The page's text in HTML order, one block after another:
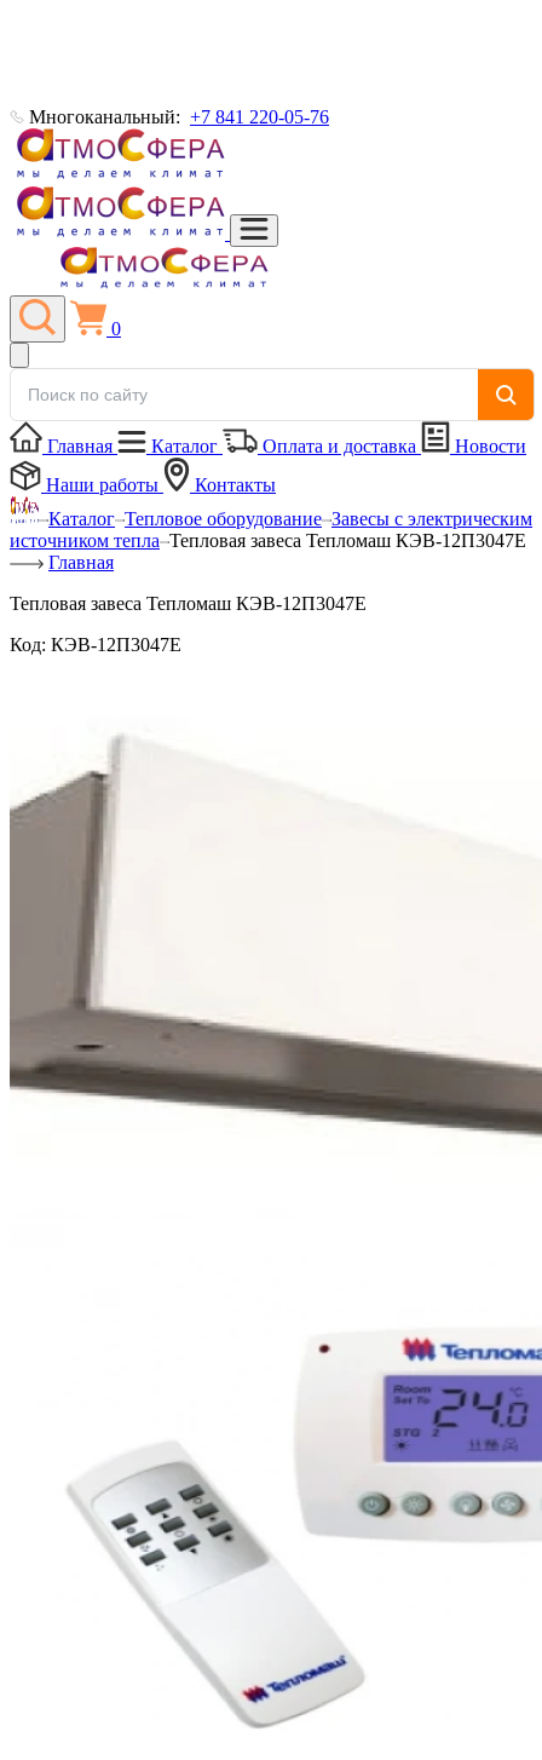
Многоканальный: +7 841 220-05-76
0
Главная Каталог Оплата и доставка
Новости
Наши работы
Контакты
Каталог Тепловое оборудование Завесы с электрическим
источником тепла Тепловая завеса Тепломаш КЭВ-12П3047Е
Главная
Тепловая завеса Тепломаш КЭВ-12П3047Е
Код: КЭВ-12П3047Е